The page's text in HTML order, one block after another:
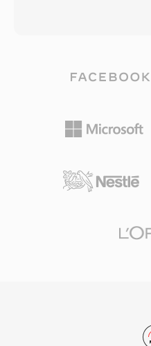
찼지만 MP3의 생태계
했고, 이후 버전(AAC
및 가변 비트레이트 인
트 스트리밍, 불안정한
전성기에는
기여는 나중에 HLS와